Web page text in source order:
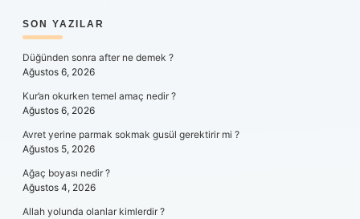
SIDEBAR
SON YAZILAR
Düğünden sonra after ne demek ?
Ağustos 6, 2026
Kur’an okurken temel amaç nedir ?
Ağustos 6, 2026
Avret yerine parmak sokmak gusül gerektirir mi ?
Ağustos 5, 2026
Ağaç boyası nedir ?
Ağustos 4, 2026
Allah yolunda olanlar kimlerdir ?